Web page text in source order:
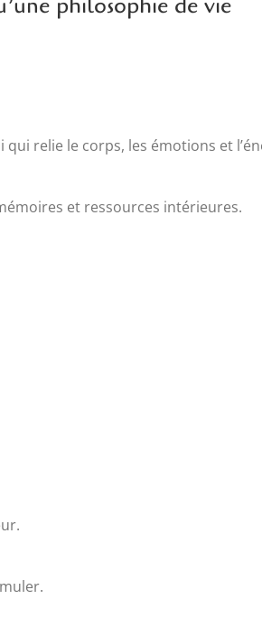
relie le corps, les émotions et
et ressources intérieures.